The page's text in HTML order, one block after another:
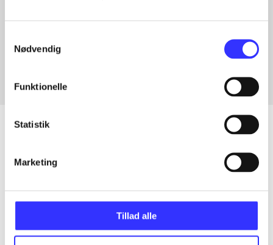
Nødvendig
Funktionelle
Statistik
Marketing
Tillad alle
Fra
Artikler